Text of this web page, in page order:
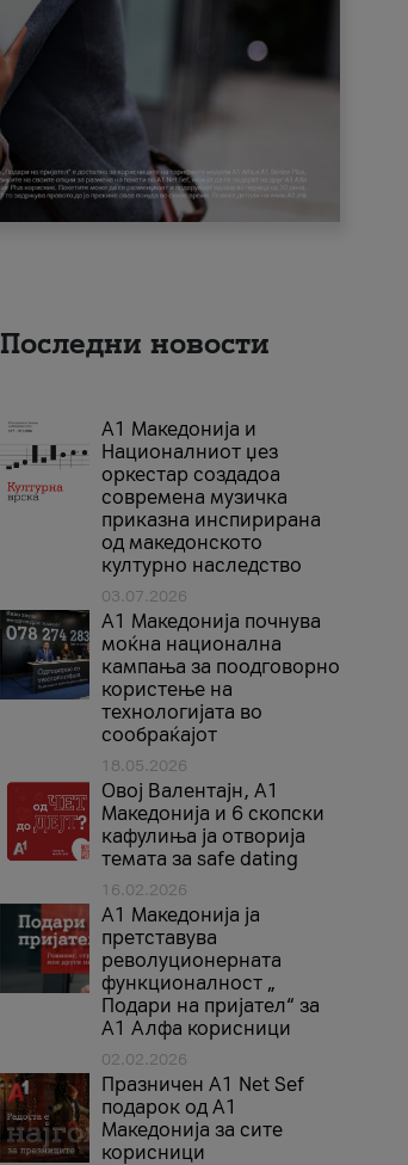
Последни новости
А1 Македонија и
Националниот џез
оркестар создадоа
современа музичка
приказна инспирирана
од македонското
културно наследство
03.07.2026
A1 Македонија почнува
моќна национална
кампања за поодговорно
користење на
технологијата во
сообраќајот
18.05.2026
Овој Валентајн, A1
Македонија и 6 скопски
кафулиња ја отворија
темата за safe dating
16.02.2026
А1 Македонија ја
претставува
револуционерната
функционалност „
Подари на пријател“ за
А1 Алфа корисници
02.02.2026
Празничен A1 Net Sеf
подарок од А1
Македонија за сите
корисници